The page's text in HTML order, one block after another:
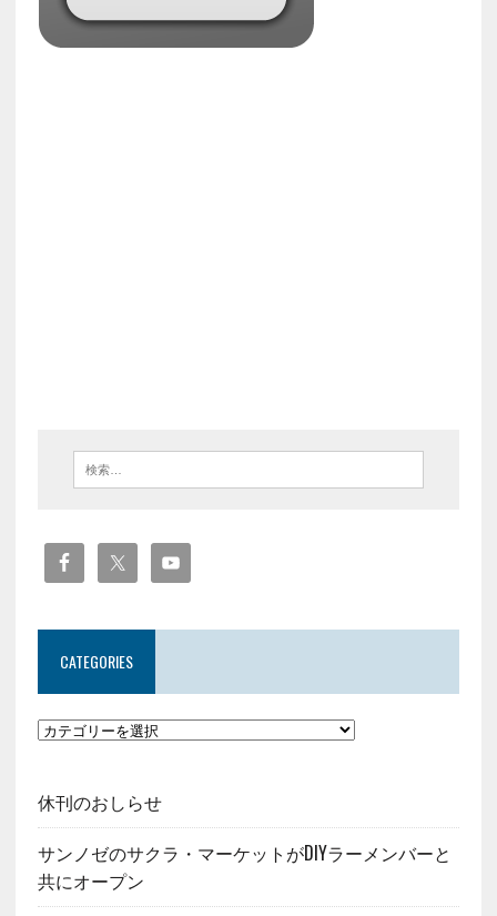
CATEGORIES
休刊のおしらせ
サンノゼのサクラ・マーケットがDIYラーメンバーと
共にオープン